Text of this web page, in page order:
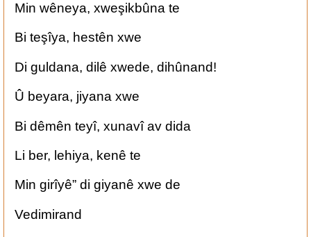
‏Min wêneya, xweşikbûna te
‏Bi teşîya, hestên xwe
‏Di guldana, dilê xwede, dihûnand!
‏Û beyara, jiyana xwe
‏Bi dêmên teyî, xunavî av dida
‏Li ber, lehiya, kenê te
‏Min girîyê” di giyanê xwe de
‏Vedimirand